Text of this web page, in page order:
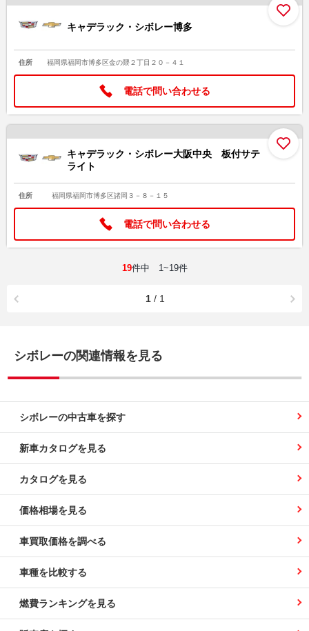
キャデラック・シボレー博多
住所 福岡県福岡市博多区金の隈２丁目２０－４１
電話で問い合わせる
キャデラック・シボレー大阪中央 板付サテ
ライト
住所 福岡県福岡市博多区諸岡３－８－１５
電話で問い合わせる
19件中 1~19件
1/ 1
シボレーの関連情報を見る
シボレーの中古車を探す
新車カタログを見る
カタログを見る
価格相場を見る
車買取価格を調べる
車種を比較する
燃費ランキングを見る